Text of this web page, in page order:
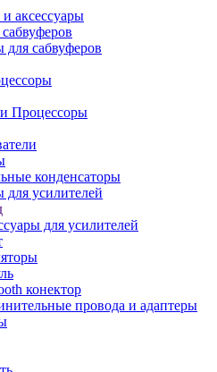
аксессуары
для сабвуферов
Процессоры
конденсаторы
для усилителей
для усилителей
конектор
провода и адаптеры